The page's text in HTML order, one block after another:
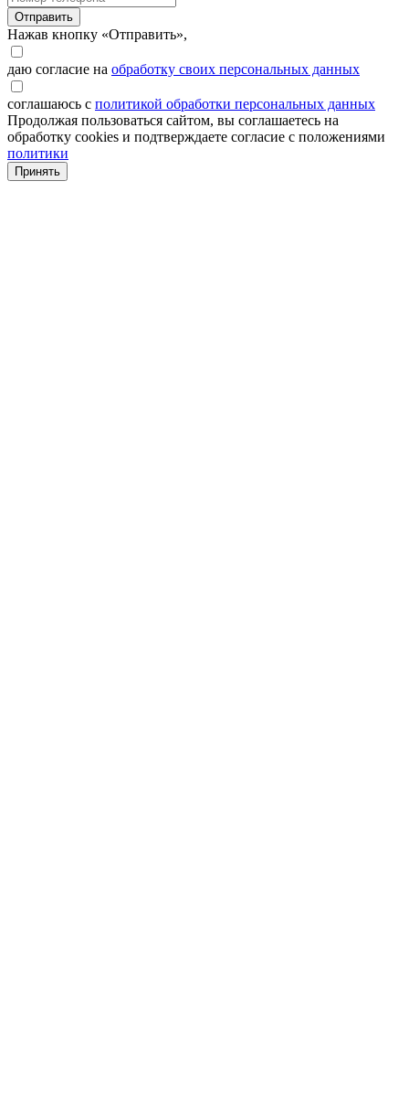
Отправить
Нажав кнопку «Отправить»,
даю согласие на обработку своих персональных данных
соглашаюсь с политикой обработки персональных данных
Продолжая пользоваться сайтом, вы соглашаетесь на
обработку cookies и подтверждаете согласие с положениями
политики
Принять